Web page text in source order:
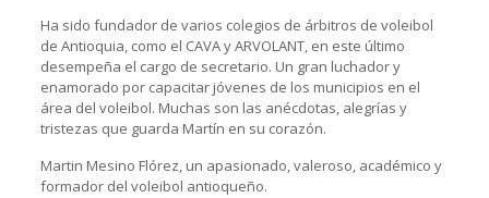
Ha sido fundador de varios colegios de árbitros de voleibol
de Antioquia, como el CAVA y ARVOLANT, en este último
desempeña el cargo de secretario. Un gran luchador y
enamorado por capacitar jóvenes de los municipios en el
área del voleibol. Muchas son las anécdotas, alegrías y
tristezas que guarda Martín en su corazón.
Martin Mesino Flórez, un apasionado, valeroso, académico y
formador del voleibol antioqueño.